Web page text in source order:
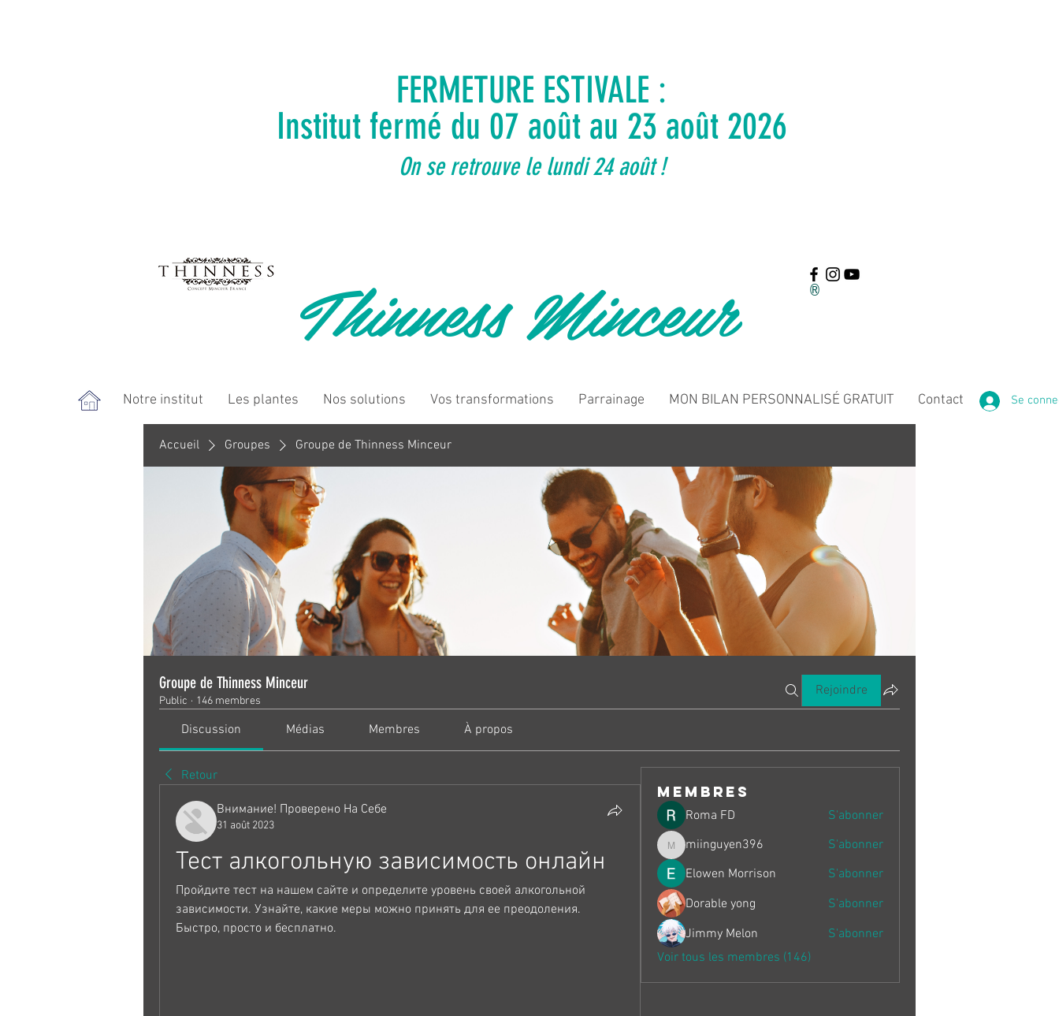
FERMETURE ESTIVALE :
Institut fermé du 07 août au 23 août 2026
On se retrouve le lundi 24 août !
Thinness Minceur ®
Notre institut Les plantes Nos solutions Vos transformations Parrainage MON BILAN PERSONNALISÉ GRATUIT Contact Se
Accueil Groupes Groupe de Thinness Minceur
Groupe de Thinness Minceur
Public · 146 membres
Rejoindre
Discussion Médias Membres À propos
Retour
Внимание! Проверено На Себе
31 août 2023
Тест алкогольную зависимость онлайн
Пройдите тест на нашем сайте и определите уровень своей алкогольной
зависимости. Узнайте, какие меры можно принять для ее преодоления.
Быстро, просто и бесплатно.
membres
Roma FD S'abonner
miinguyen396
miinguyen396
S'abonner
Elowen Morrison
S'abonner
Dorable yong
S'abonner
Jimmy Melon
S'abonner
Voir tous les membres (146)